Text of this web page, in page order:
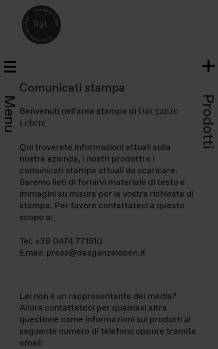
Menu Prodotti
Comunicati stampa
Benvenuti nell'area stampa di Das ganze
Leben!
Qui troverete informazioni attuali sulla
nostra azienda, i nostri prodotti e i
comunicati stampa attuali da scaricare.
Saremo lieti di fornirvi materiale di testo e
immagini su misura per la vostra richiesta di
stampa. Per favore contattateci a questo
scopo a:
Tel: +39 0474 771510
Email: press@dasganzeleben.it
Lei non è un rappresentante dei media?
Allora contattateci per qualsiasi altra
questione come informazioni sui prodotti al
seguente numero di telefono oppure tramite
email: